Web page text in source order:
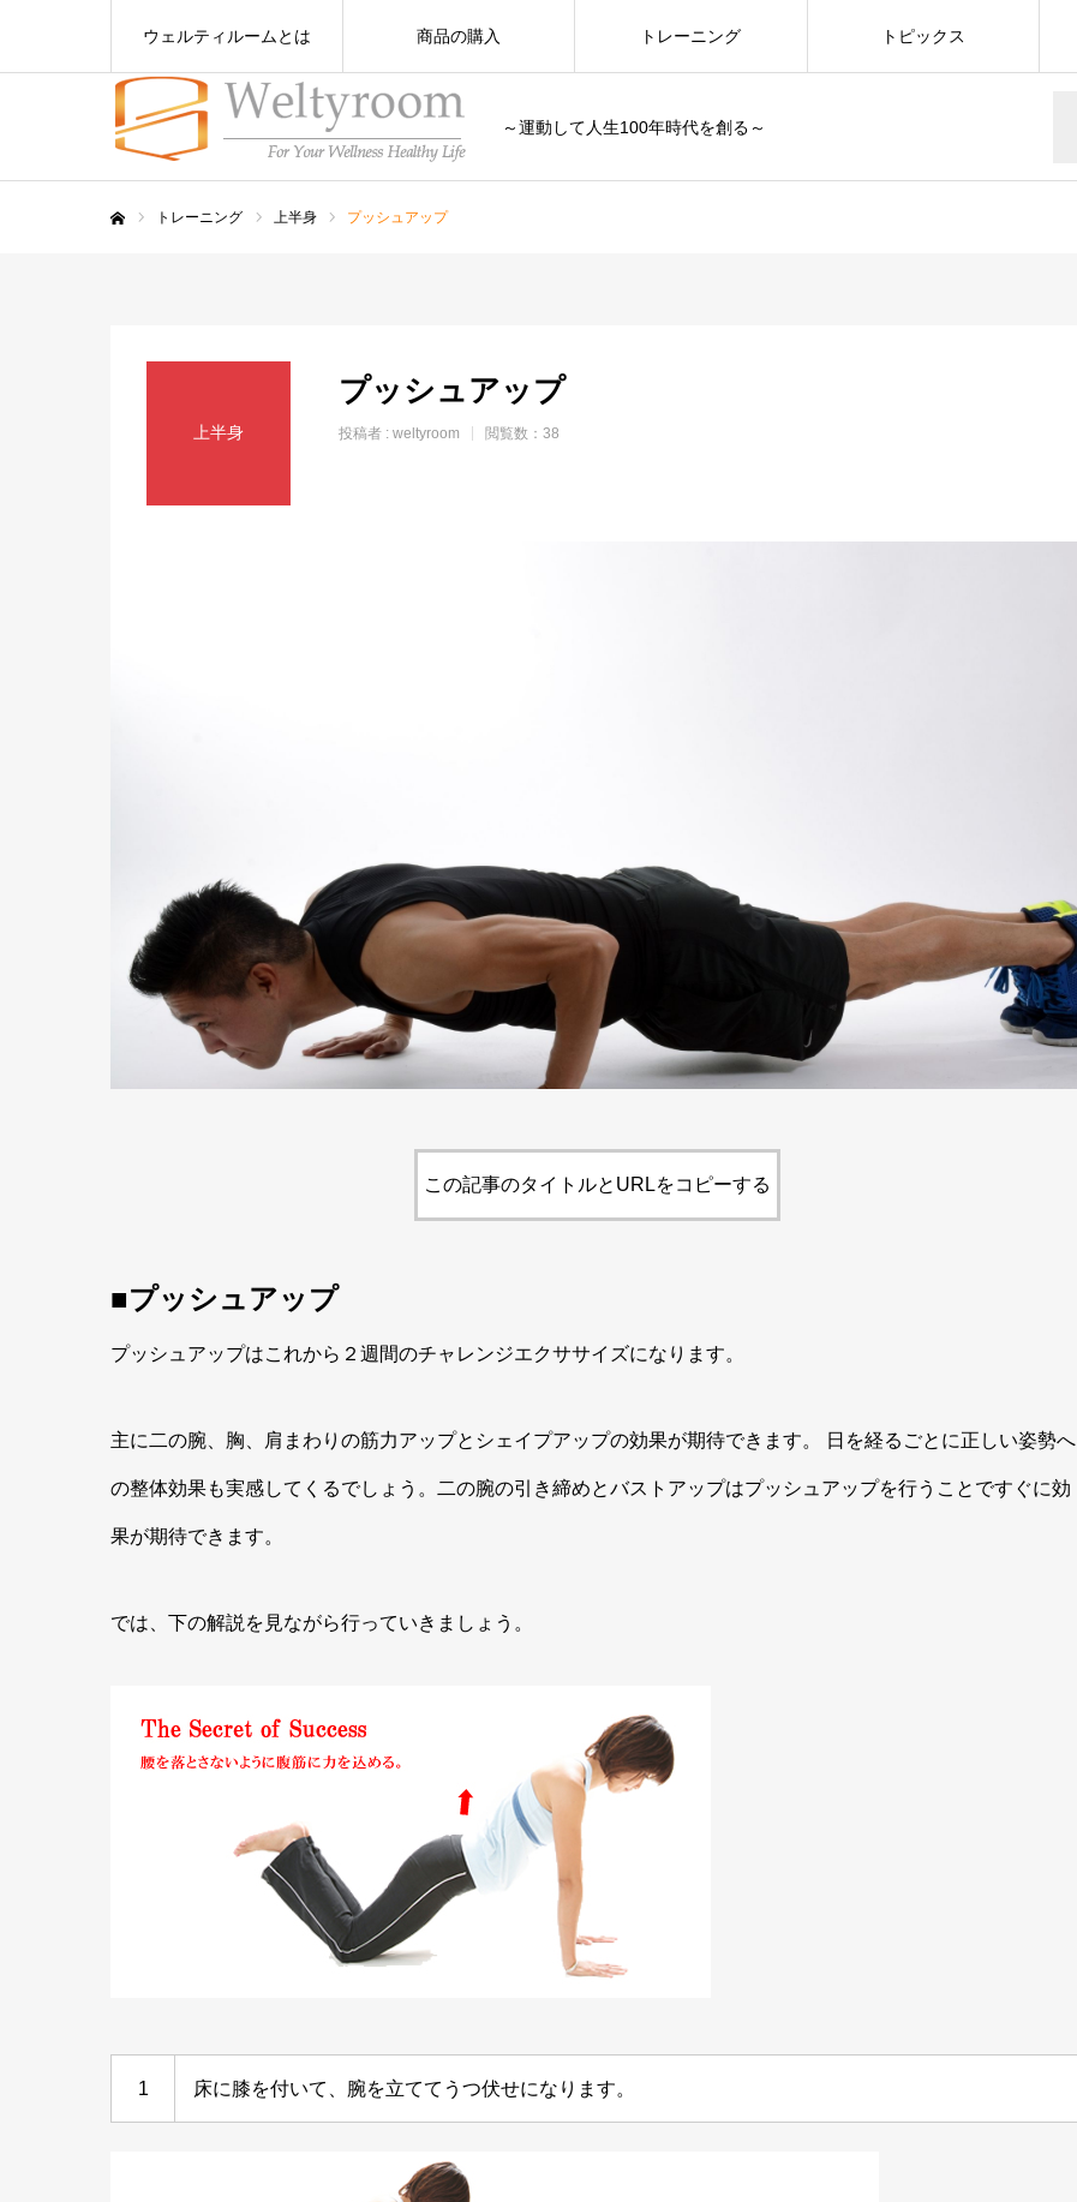
～運動して人生100年時代を創る～
ウェルティルームとは 商品の購入 トレーニング トピックス
トレーニング 上半身 プッシュアップ
上半身
プッシュアップ
投稿者 : weltyroom 閲覧数：38
この記事のタイトルとURLをコピーする
■プッシュアップ
プッシュアップはこれから２週間のチャレンジエクササイズになります。
主に二の腕、胸、肩まわりの筋力アップとシェイプアップの効果が期待できます。 日を経るごとに正しい姿勢へ
の整体効果も実感してくるでしょう。二の腕の引き締めとバストアップはプッシュアップを行うことですぐに効
果が期待できます。
では、下の解説を見ながら行っていきましょう。
1 床に膝を付いて、腕を立ててうつ伏せになります。